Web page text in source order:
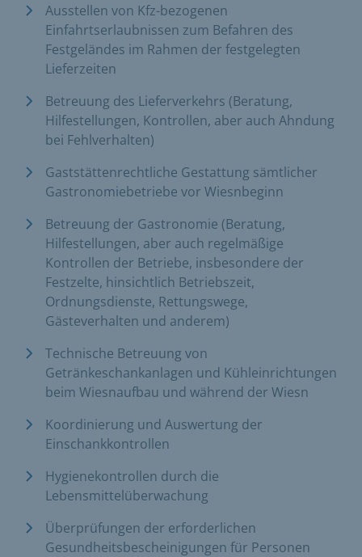
Ausstellen von Kfz-bezogenen
Einfahrtserlaubnissen zum Befahren des
Festgeländes im Rahmen der festgelegten
Lieferzeiten
Betreuung des Lieferverkehrs (Beratung,
Hilfestellungen, Kontrollen, aber auch Ahndung
bei Fehlverhalten)
Gaststättenrechtliche Gestattung sämtlicher
Gastronomiebetriebe vor Wiesnbeginn
Betreuung der Gastronomie (Beratung,
Hilfestellungen, aber auch regelmäßige
Kontrollen der Betriebe, insbesondere der
Festzelte, hinsichtlich Betriebszeit,
Ordnungsdienste, Rettungswege,
Gästeverhalten und anderem)
Technische Betreuung von
Getränkeschankanlagen und Kühleinrichtungen
beim Wiesnaufbau und während der Wiesn
Koordinierung und Auswertung der
Einschankkontrollen
Hygienekontrollen durch die
Lebensmittelüberwachung
Überprüfungen der erforderlichen
Gesundheitsbescheinigungen für Personen